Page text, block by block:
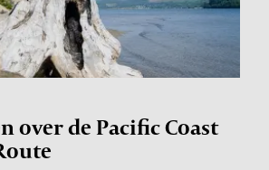
over de Pacific Coast